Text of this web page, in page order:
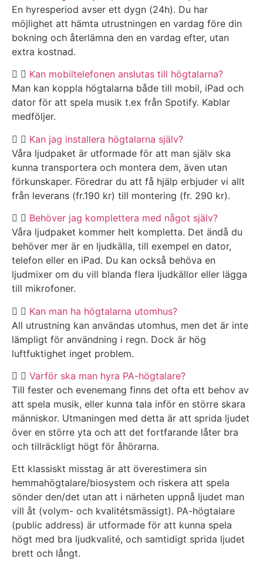
En hyresperiod avser ett dygn (24h). Du har
möjlighet att hämta utrustningen en vardag före din
bokning och återlämna den en vardag efter, utan
extra kostnad.
Kan mobiltelefonen anslutas till högtalarna?
Man kan koppla högtalarna både till mobil, iPad och
dator för att spela musik t.ex från Spotify. Kablar
medföljer.
Kan jag installera högtalarna själv?
Våra ljudpaket är utformade för att man själv ska
kunna transportera och montera dem, även utan
förkunskaper. Föredrar du att få hjälp erbjuder vi allt
från leverans (fr.190 kr) till montering (fr. 290 kr).
Behöver jag komplettera med något själv?
Våra ljudpaket kommer helt kompletta. Det ändå du
behöver mer är en ljudkälla, till exempel en dator,
telefon eller en iPad. Du kan också behöva en
ljudmixer om du vill blanda flera ljudkällor eller lägga
till mikrofoner.
Kan man ha högtalarna utomhus?
All utrustning kan användas utomhus, men det är inte
lämpligt för användning i regn. Dock är hög
luftfuktighet inget problem.
Varför ska man hyra PA-högtalare?
Till fester och evenemang finns det ofta ett behov av
att spela musik, eller kunna tala inför en större skara
människor. Utmaningen med detta är att sprida ljudet
över en större yta och att det fortfarande låter bra
och tillräckligt högt för åhörarna.
Ett klassiskt misstag är att överestimera sin
hemmahögtalare/biosystem och riskera att spela
sönder den/det utan att i närheten uppnå ljudet man
vill åt (volym- och kvalitétsmässigt). PA-högtalare
(public address) är utformade för att kunna spela
högt med bra ljudkvalité, och samtidigt sprida ljudet
brett och långt.